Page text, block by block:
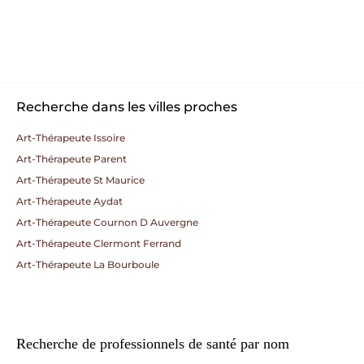
Recherche dans les villes proches
Art-Thérapeute Issoire
Art-Thérapeute Parent
Art-Thérapeute St Maurice
Art-Thérapeute Aydat
Art-Thérapeute Cournon D Auvergne
Art-Thérapeute Clermont Ferrand
Art-Thérapeute La Bourboule
Recherche de professionnels de santé par nom